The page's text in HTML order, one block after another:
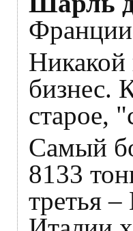
Никакой
бизнес.
старое,
Самый
8133
третья